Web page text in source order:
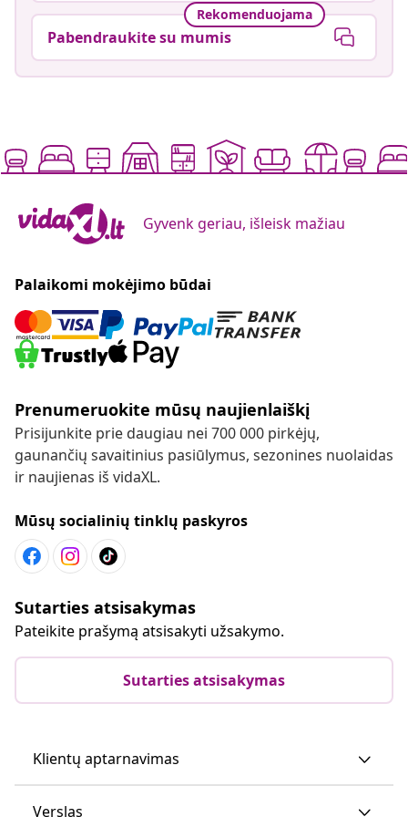
Rekomenduojama
Pabendraukite su mumis
Gyvenk geriau, išleisk mažiau
Palaikomi mokėjimo būdai
Prenumeruokite mūsų naujienlaiškį
Prisijunkite prie daugiau nei 700 000 pirkėjų,
gaunančių savaitinius pasiūlymus, sezonines nuolaidas
ir naujienas iš vidaXL.
Mūsų socialinių tinklų paskyros
Sutarties atsisakymas
Pateikite prašymą atsisakyti užsakymo.
Sutarties atsisakymas
Klientų aptarnavimas
Verslas